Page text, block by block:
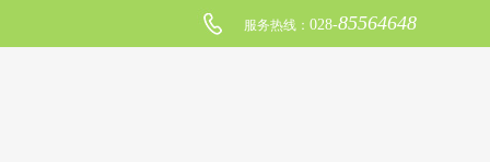
服务热线： 028-85564648